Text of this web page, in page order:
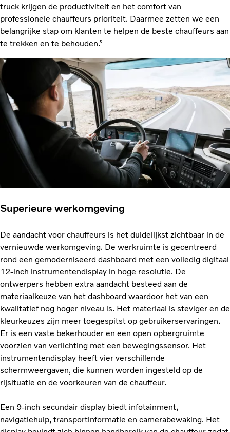
truck krijgen de productiviteit en het comfort van
professionele chauffeurs prioriteit. Daarmee zetten we een
belangrijke stap om klanten te helpen de beste chauffeurs aan
te trekken en te behouden.”
Superieure werkomgeving
De aandacht voor chauffeurs is het duidelijkst zichtbaar in de
vernieuwde werkomgeving. De werkruimte is gecentreerd
rond een gemoderniseerd dashboard met een volledig digitaal
12-inch instrumentendisplay in hoge resolutie. De
ontwerpers hebben extra aandacht besteed aan de
materiaalkeuze van het dashboard waardoor het van een
kwalitatief nog hoger niveau is. Het materiaal is steviger en de
kleurkeuzes zijn meer toegespitst op gebruikerservaringen.
Er is een vaste bekerhouder en een open opbergruimte
voorzien van verlichting met een bewegingssensor. Het
instrumentendisplay heeft vier verschillende
schermweergaven, die kunnen worden ingesteld op de
rijsituatie en de voorkeuren van de chauffeur.
Een 9-inch secundair display biedt infotainment,
navigatiehulp, transportinformatie en camerabewaking. Het